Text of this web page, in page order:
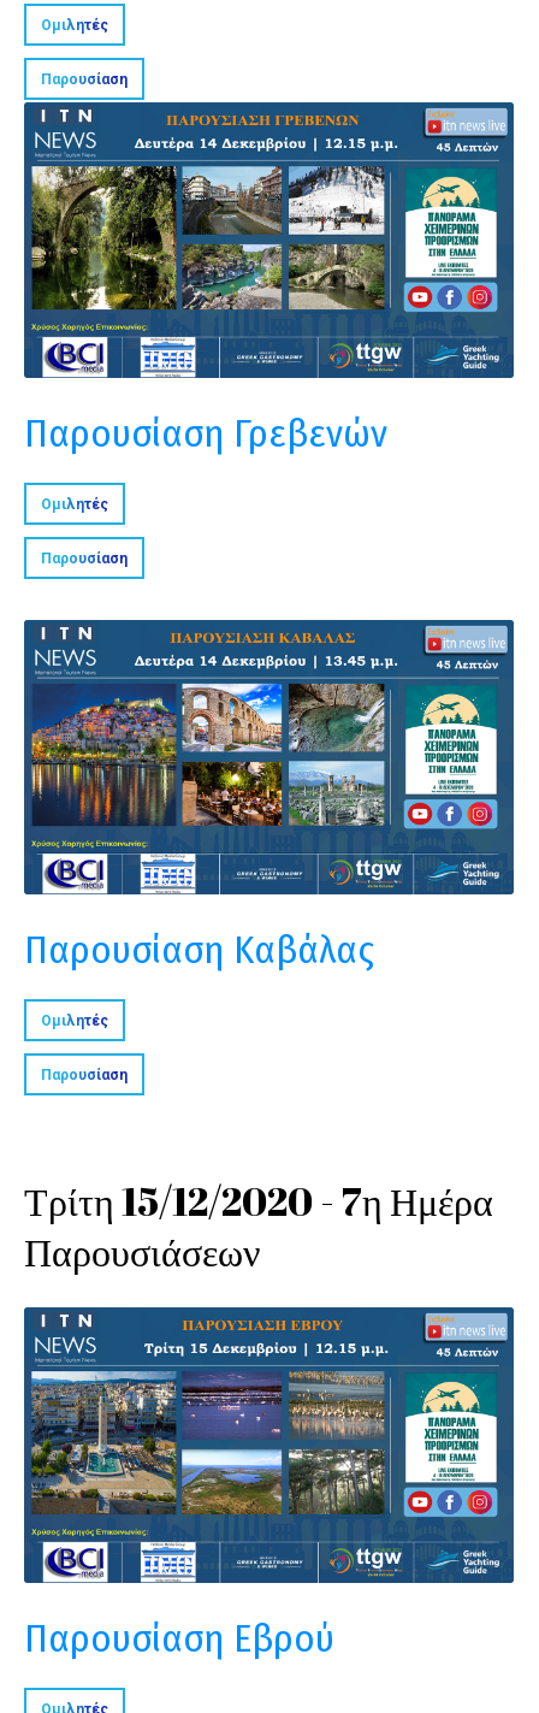
Ομιλητές
Παρουσίαση
Παρουσίαση Γρεβενών
Ομιλητές
Παρουσίαση
Παρουσίαση Καβάλας
Ομιλητές
Παρουσίαση
Τρίτη 15/12/2020 - 7η Ημέρα
Παρουσιάσεων
Παρουσίαση Εβρού
Ομιλητές